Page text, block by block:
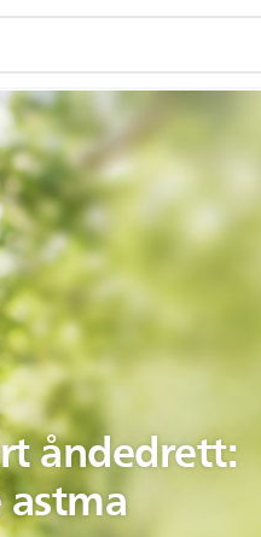
åndedrett: